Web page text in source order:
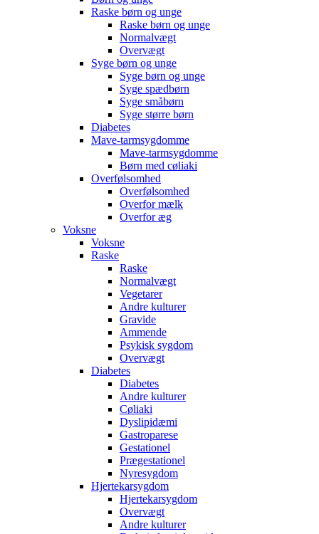
Raske børn og unge
Raske børn og unge
Normalvægt
Overvægt
Syge børn og unge
Syge børn og unge
Syge spædbørn
Syge småbørn
Syge større børn
Diabetes
Mave-tarmsygdomme
Mave-tarmsygdomme
Børn med cøliaki
Overfølsomhed
Overfølsomhed
Overfor mælk
Overfor æg
Voksne
Voksne
Raske
Raske
Normalvægt
Vegetarer
Andre kulturer
Gravide
Ammende
Psykisk sygdom
Overvægt
Diabetes
Diabetes
Andre kulturer
Cøliaki
Dyslipidæmi
Gastroparese
Gestationel
Prægestationel
Nyresygdom
Hjertekarsygdom
Hjertekarsygdom
Overvægt
Andre kulturer